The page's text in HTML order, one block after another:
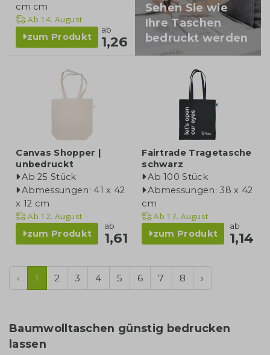
cm cm
Ab 14. August
zum Produkt
ab
1,26
Sehen Sie wie
Ihre Taschen
bedruckt werden
Canvas Shopper |
unbedruckt
Ab 25 Stück
Abmessungen: 41 x 42
x 12 cm
Ab 12. August
zum Produkt
ab
1,61
Fairtrade Tragetasche
schwarz
Ab 100 Stück
Abmessungen: 38 x 42
cm
Ab 17. August
zum Produkt
ab
1,14
‹ 1 2 3 4 5 6 7 8 ›
Baumwolltaschen günstig bedrucken
lassen